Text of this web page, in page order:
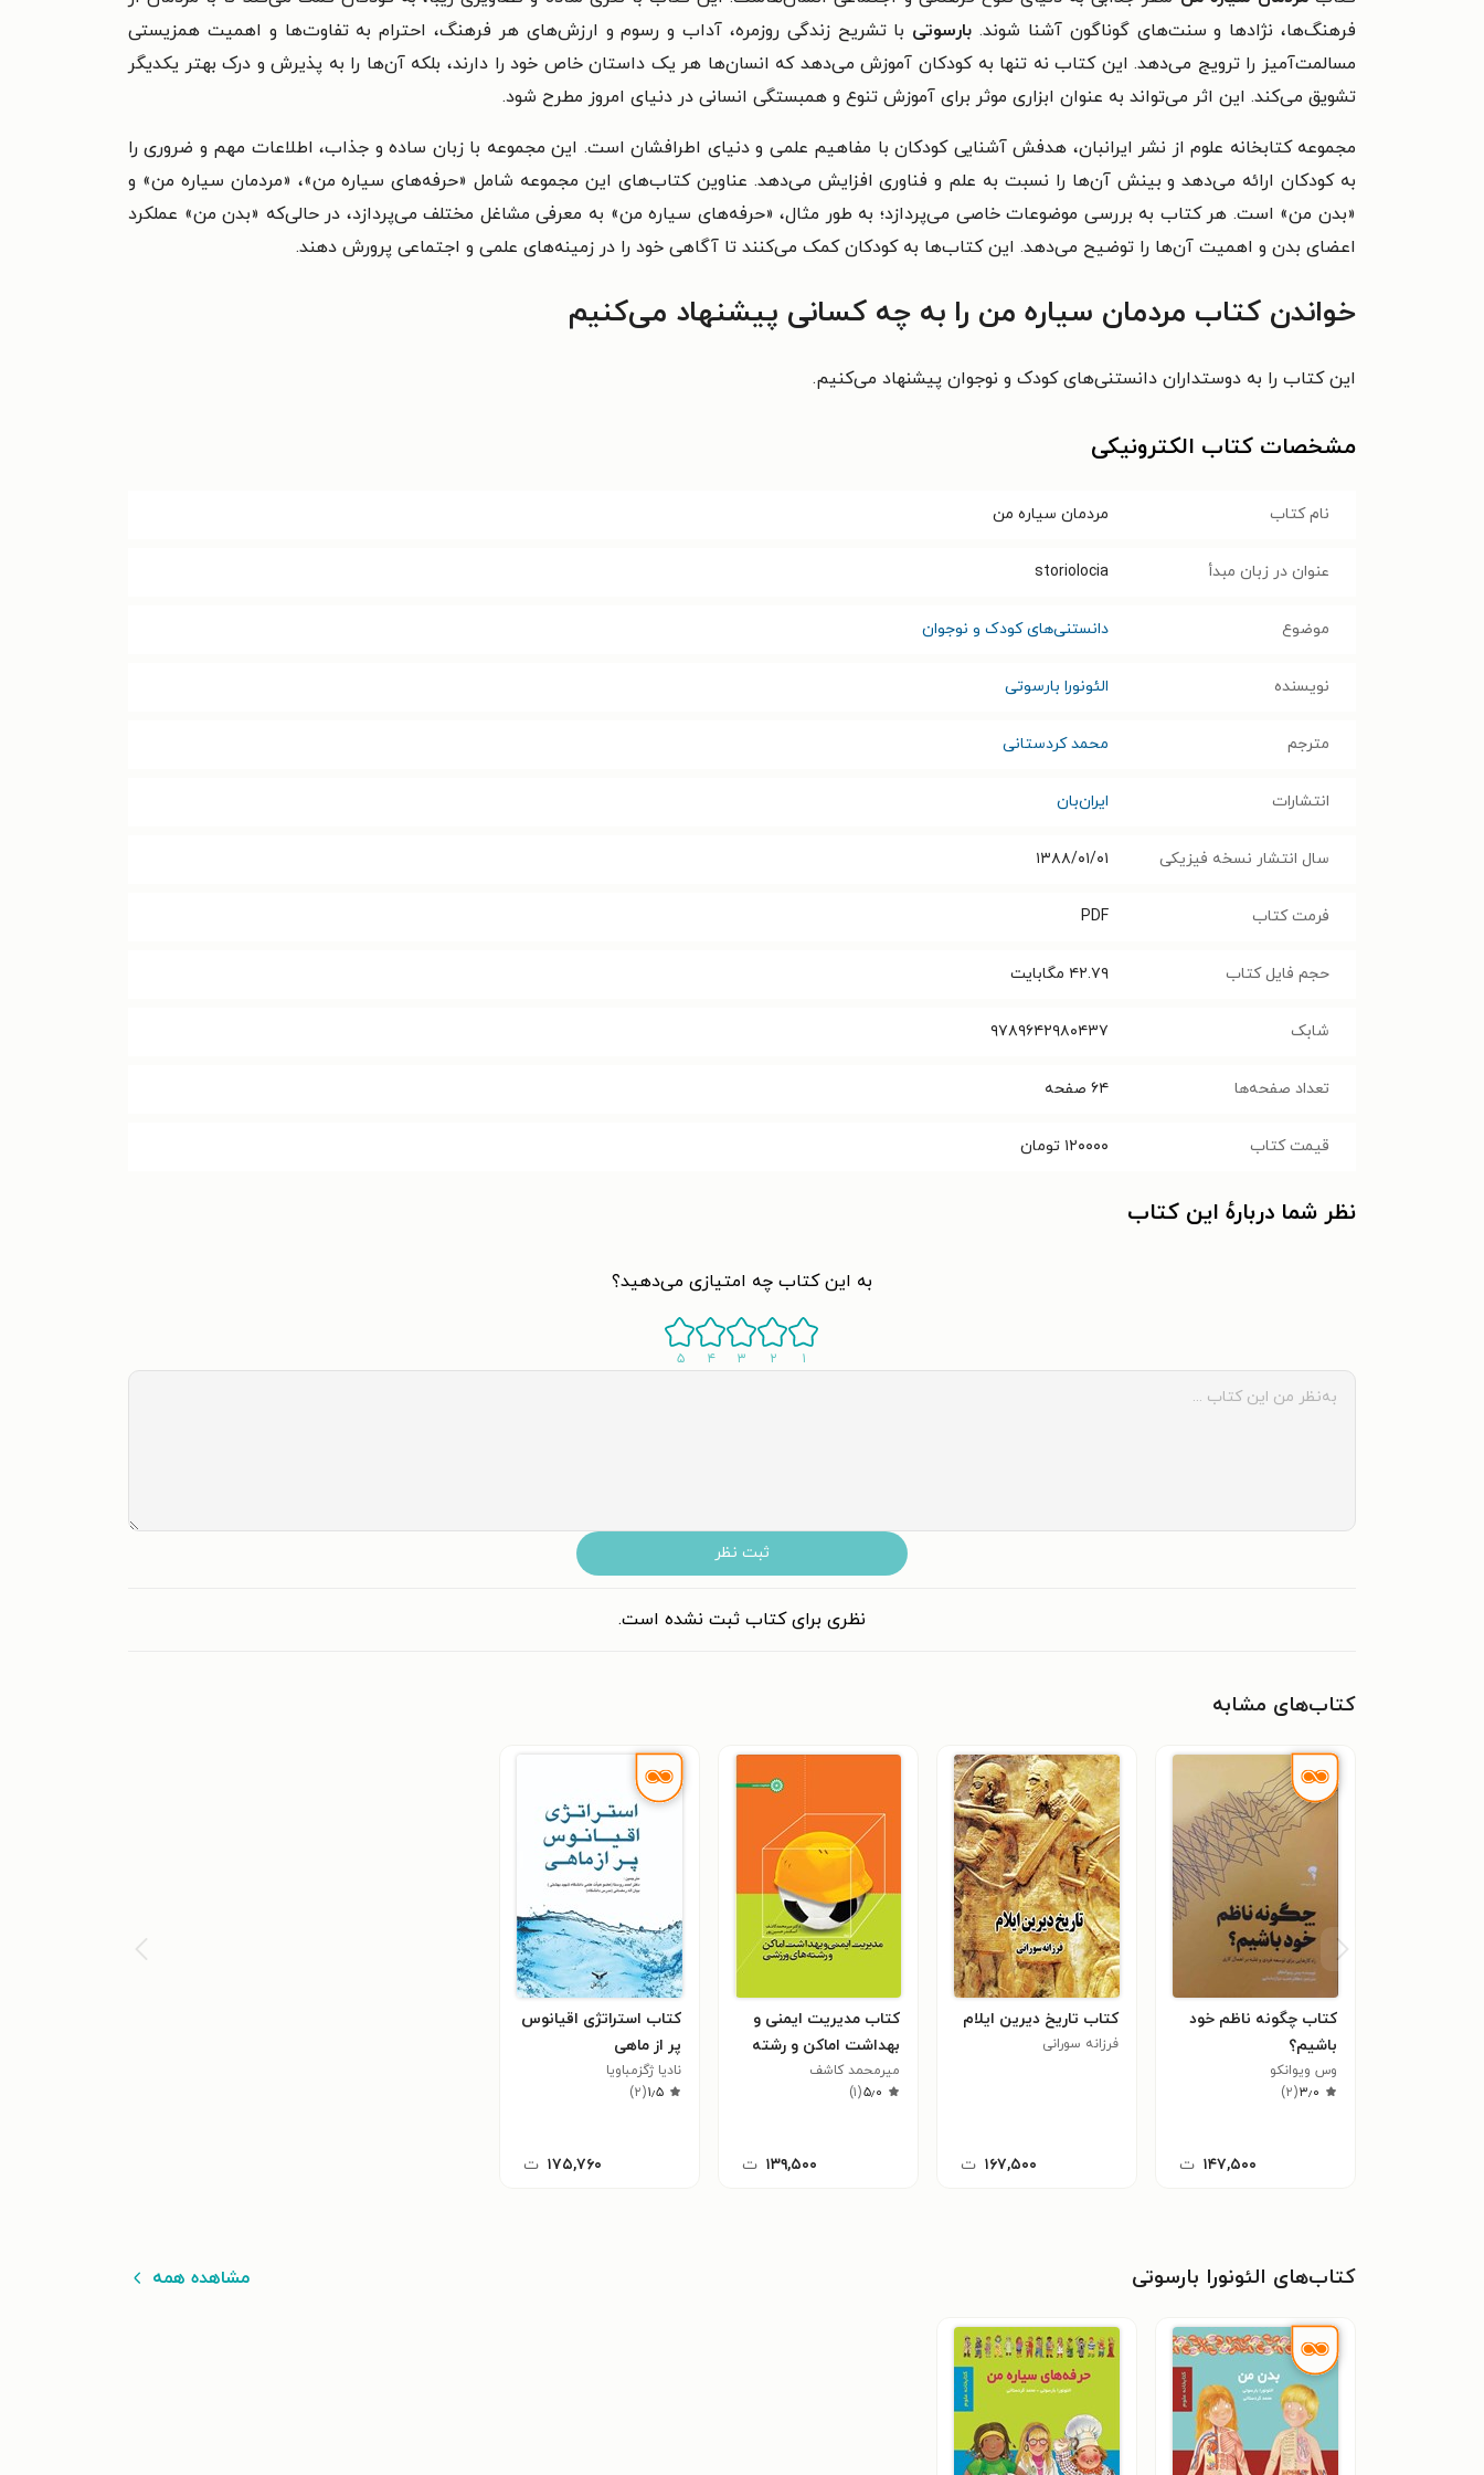
فرهنگ‌ها، نژادها و سنت‌های گوناگون آشنا شوند. بارسوتی با تشریح زندگی روزمره، آداب و رسوم و ارزش‌های هر فرهنگ، احترام به تفاوت‌ها و اهمیت همزیستی
مسالمت‌آمیز را ترویج می‌دهد. این کتاب نه تنها به کودکان آموزش می‌دهد که انسان‌ها هر یک داستان خاص خود را دارند، بلکه آن‌ها را به پذیرش و درک بهتر یکدیگر
تشویق می‌کند. این اثر می‌تواند به عنوان ابزاری موثر برای آموزش تنوع و همبستگی انسانی در دنیای امروز مطرح شود.
مجموعه کتابخانه علوم از نشر ایرانبان، هدفش آشنایی کودکان با مفاهیم علمی و دنیای اطرافشان است. این مجموعه با زبان ساده و جذاب، اطلاعات مهم و ضروری را
به کودکان ارائه می‌دهد و بینش آن‌ها را نسبت به علم و فناوری افزایش می‌دهد. عناوین کتاب‌های این مجموعه شامل «حرفه‌های سیاره من»، «مردمان سیاره من» و
«بدن من» است. هر کتاب به بررسی موضوعات خاصی می‌پردازد؛ به طور مثال، «حرفه‌های سیاره من» به معرفی مشاغل مختلف می‌پردازد، در حالی‌که «بدن من» عملکرد
اعضای بدن و اهمیت آن‌ها را توضیح می‌دهد. این کتاب‌ها به کودکان کمک می‌کنند تا آگاهی خود را در زمینه‌های علمی و اجتماعی پرورش دهند.
خواندن کتاب مردمان سیاره من را به چه کسانی پیشنهاد می‌کنیم
این کتاب را به دوستداران دانستنی‌های کودک و نوجوان پیشنهاد می‌کنیم.
مشخصات کتاب الکترونیکی
نام کتاب مردمان سیاره من
عنوان در زبان مبدأ storiolocia
موضوع دانستنی‌های کودک و نوجوان
نویسنده الئونورا بارسوتی
مترجم محمد کردستانی
انتشارات ایران‌بان
سال انتشار نسخه فیزیکی ۱۳۸۸/۰۱/۰۱
فرمت کتاب PDF
حجم فایل کتاب ۴۲.۷۹ مگابایت
شابک ۹۷۸۹۶۴۲۹۸۰۴۳۷
تعداد صفحه‌ها ۶۴ صفحه
قیمت کتاب ۱۲۰۰۰۰ تومان
نظر شما دربارهٔ این کتاب
به این کتاب چه امتیازی می‌دهید؟
۱ ۲ ۳ ۴ ۵
ثبت نظر
نظری برای کتاب ثبت نشده است.
کتاب‌های مشابه
کتاب چگونه ناظم خود
باشیم؟
وس ویوانکو
۳٫۰(۲)
۱۴۷,۵۰۰ ت
کتاب تاریخ دیرین ایلام
فرزانه سورانی
۱۶۷,۵۰۰ ت
کتاب مدیریت ایمنی و
بهداشت اماکن و رشته
های ورزشی
میرمحمد کاشف
۵٫۰(۱)
۱۳۹,۵۰۰ ت
کتاب استراتژی اقیانوس
پر از ماهی
نادیا ژگزمباویا
۱٫۵(۲)
۱۷۵,۷۶۰ ت
کتاب‌های الئونورا بارسوتی مشاهده همه